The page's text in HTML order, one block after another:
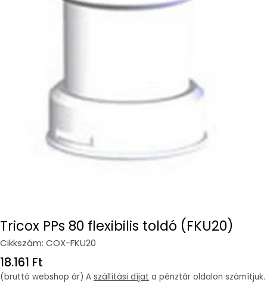
Tricox PPs 80 flexibilis toldó (FKU20)
Cikkszám: COX-FKU20
Regular
price
18.161 Ft
(bruttó webshop ár) A szállítási díjat a pénztár oldalon számítjuk.